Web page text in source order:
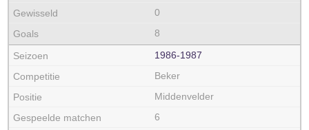
0
8
1986‑1987
Beker
Middenvelder
6